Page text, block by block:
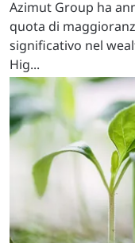
Azimut Group ha
quota di
significativo nel
Hig...